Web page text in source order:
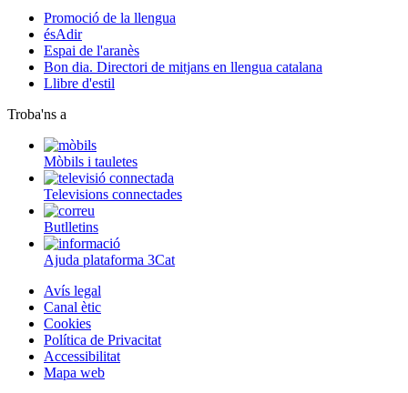
Promoció de la llengua
ésAdir
Espai de l'aranès
Bon dia. Directori de mitjans en llengua catalana
Llibre d'estil
Troba'ns a
Mòbils i tauletes
Televisions connectades
Butlletins
Ajuda plataforma 3Cat
Avís legal
Canal ètic
Cookies
Política de Privacitat
Accessibilitat
Mapa web